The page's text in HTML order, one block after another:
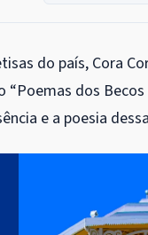
do país, Cora
dos
e a poesia